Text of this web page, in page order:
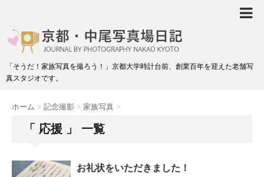
「そうだ！家族写真を撮ろう！」京都大学時計台前、創業百年を迎えた老舗写
真スタジオです。
ホーム > 記念撮影 > 家族写真 >
「 応援 」 一覧
お礼状をいただきました！